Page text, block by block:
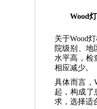
Wood
关于Wood
院级别、地
水平高，检
相应减少。
具体而言，
起，构成了
求，选择适